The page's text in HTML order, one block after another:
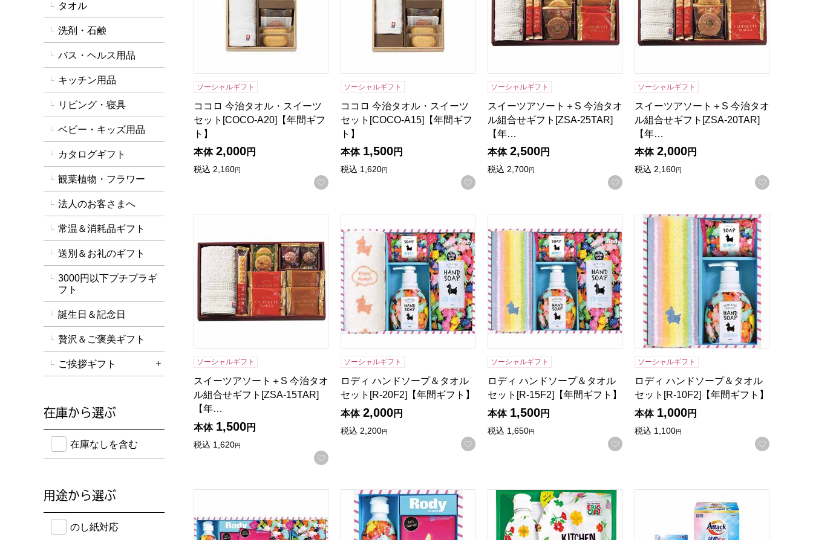
ソーシャルギフト
ココロ 今治タオル・スイーツ
セット[COCO-A20]【年間ギフ
ト】
本体 2,000円
税込 2,160円
お気に入りに登録する
ソーシャルギフト
ココロ 今治タオル・スイーツ
セット[COCO-A15]【年間ギフ
ト】
本体 1,500円
税込 1,620円
お気に入りに登録する
ソーシャルギフト
スイーツアソート＋S 今治タオ
ル組合せギフト[ZSA-25TAR]
【年…
本体 2,500円
税込 2,700円
お気に入りに登録する
ソーシャルギフト
スイーツアソート＋S 今治タオ
ル組合せギフト[ZSA-20TAR]
【年…
本体 2,000円
税込 2,160円
お気に入
ソーシャルギフト
スイーツアソート＋S 今治タオ
ル組合せギフト[ZSA-15TAR]
【年…
本体 1,500円
税込 1,620円
お気に入りに登録する
ソーシャルギフト
ロディ ハンドソープ＆タオル
セット[R-20F2]【年間ギフト】
本体 2,000円
税込 2,200円
お気に入りに登録する
ロディ ハンドソープ＆タオルセット[R-15F2]【年間ギフト】
ソーシャルギフト
ロディ ハンドソープ＆タオル
セット[R-15F2]【年間ギフト】
本体 1,500円
税込 1,650円
お気に入りに登録する
ロディ ハンドソープ＆タオルセット[R-
ソーシャルギフト
ロディ ハンドソープ＆タオル
セット[R-10F2]【年間ギフト】
本体 1,000円
税込 1,100円
お気に入
ロディ キッチン洗剤詰合せギフト[R-15YZ2]【年間ギフト】ロディ キッチン洗剤詰合せギフト[R-06YZ]【年間ギフト】はらぺこあおむし キッチン洗剤セット[H-08AZ]【年間ギフト】
タオル
洗剤・石鹸
バス・ヘルス用品
キッチン用品
リビング・寝具
ベビー・キッズ用品
カタログギフト
観葉植物・フラワー
法人のお客さまへ
常温＆消耗品ギフト
送別＆お礼のギフト
3000円以下プチプラギ
フト
誕生日＆記念日
贅沢＆ご褒美ギフト
ご挨拶ギフト 詳細を開く
在庫から選ぶ
在庫のない商品を含めて検索することができます。
在庫なしを含む
用途から選ぶ
のし紙・メッセージカード・手提げ袋に対応している商品から絞りこむことができます。
のし紙対応